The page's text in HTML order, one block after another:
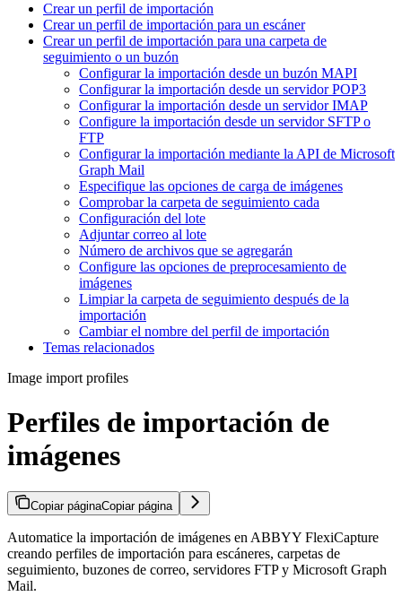
Crear un perfil de importación
Crear un perfil de importación para un escáner
Crear un perfil de importación para una carpeta de
seguimiento o un buzón
Configurar la importación desde un buzón MAPI
Configurar la importación desde un servidor POP3
Configurar la importación desde un servidor IMAP
Configure la importación desde un servidor SFTP o
FTP
Configurar la importación mediante la API de Microsoft
Graph Mail
Especifique las opciones de carga de imágenes
Comprobar la carpeta de seguimiento cada
Configuración del lote
Adjuntar correo al lote
Número de archivos que se agregarán
Configure las opciones de preprocesamiento de
imágenes
Limpiar la carpeta de seguimiento después de la
importación
Cambiar el nombre del perfil de importación
Temas relacionados
Image import profiles
Perfiles de importación de
imágenes
Copiar páginaCopiar página
Automatice la importación de imágenes en ABBYY FlexiCapture
creando perfiles de importación para escáneres, carpetas de
seguimiento, buzones de correo, servidores FTP y Microsoft Graph
Mail.